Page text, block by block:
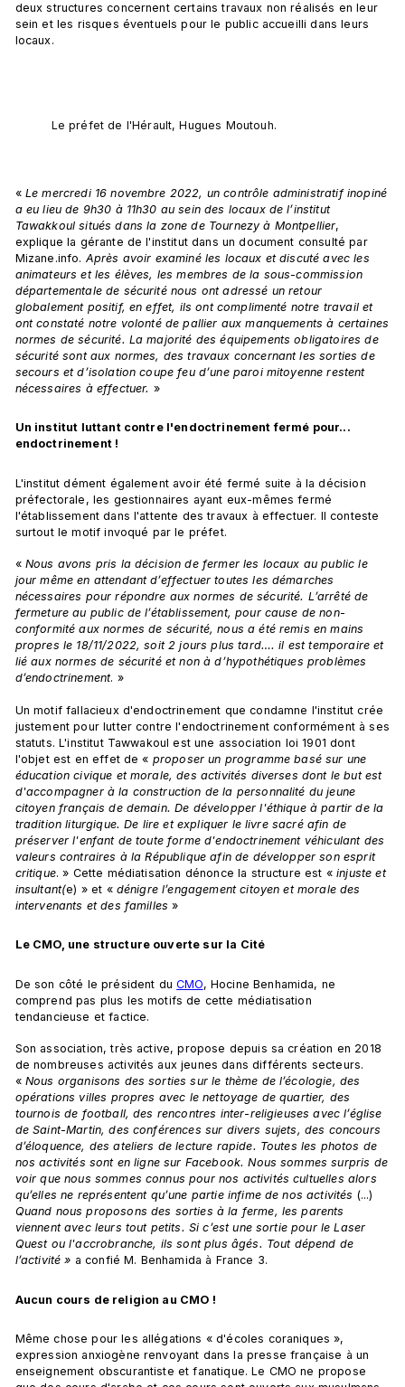
deux structures concernent certains travaux non réalisés en leur
sein et les risques éventuels pour le public accueilli dans leurs
locaux.
Le préfet de l'Hérault, Hugues Moutouh.
« Le mercredi 16 novembre 2022, un contrôle administratif inopiné
a eu lieu de 9h30 à 11h30 au sein des locaux de l’institut
Tawakkoul situés dans la zone de Tournezy à Montpellier,
explique la gérante de l'institut dans un document consulté par
Mizane.info. Après avoir examiné les locaux et discuté avec les
animateurs et les élèves, les membres de la sous-commission
départementale de sécurité nous ont adressé un retour
globalement positif, en effet, ils ont complimenté notre travail et
ont constaté notre volonté de pallier aux manquements à certaines
normes de sécurité. La majorité des équipements obligatoires de
sécurité sont aux normes, des travaux concernant les sorties de
secours et d’isolation coupe feu d’une paroi mitoyenne restent
nécessaires à effectuer. »
Un institut luttant contre l'endoctrinement fermé pour...
endoctrinement !
L'institut dément également avoir été fermé suite à la décision
préfectorale, les gestionnaires ayant eux-mêmes fermé
l'établissement dans l'attente des travaux à effectuer. Il conteste
surtout le motif invoqué par le préfet.
« Nous avons pris la décision de fermer les locaux au public le
jour même en attendant d’effectuer toutes les démarches
nécessaires pour répondre aux normes de sécurité. L’arrêté de
fermeture au public de l’établissement, pour cause de non-
conformité aux normes de sécurité, nous a été remis en mains
propres le 18/11/2022, soit 2 jours plus tard…. il est temporaire et
lié aux normes de sécurité et non à d’hypothétiques problèmes
d’endoctrinement. »
Un motif fallacieux d'endoctrinement que condamne l'institut crée
justement pour lutter contre l'endoctrinement conformément à ses
statuts. L'institut Tawwakoul est une association loi 1901 dont
l'objet est en effet de « proposer un programme basé sur une
éducation civique et morale, des activités diverses dont le but est
d'accompagner à la construction de la personnalité du jeune
citoyen français de demain. De développer l'éthique à partir de la
tradition liturgique. De lire et expliquer le livre sacré afin de
préserver l'enfant de toute forme d'endoctrinement véhiculant des
valeurs contraires à la République afin de développer son esprit
critique. » Cette médiatisation dénonce la structure est « injuste et
insultant(e) » et « dénigre l’engagement citoyen et morale des
intervenants et des familles »
Le CMO, une structure ouverte sur la Cité
De son côté le président du CMO, Hocine Benhamida, ne
comprend pas plus les motifs de cette médiatisation
tendancieuse et factice.
Son association, très active, propose depuis sa création en 2018
de nombreuses activités aux jeunes dans différents secteurs.
« Nous organisons des sorties sur le thème de l’écologie, des
opérations villes propres avec le nettoyage de quartier, des
tournois de football, des rencontres inter-religieuses avec l’église
de Saint-Martin, des conférences sur divers sujets, des concours
d’éloquence, des ateliers de lecture rapide. Toutes les photos de
nos activités sont en ligne sur Facebook. Nous sommes surpris de
voir que nous sommes connus pour nos activités cultuelles alors
qu’elles ne représentent qu’une partie infime de nos activités (...)
Quand nous proposons des sorties à la ferme, les parents
viennent avec leurs tout petits. Si c’est une sortie pour le Laser
Quest ou l'accrobranche, ils sont plus âgés. Tout dépend de
l’activité » a confié M. Benhamida à France 3.
Aucun cours de religion au CMO !
Même chose pour les allégations « d'écoles coraniques »,
expression anxiogène renvoyant dans la presse française à un
enseignement obscurantiste et fanatique. Le CMO ne propose